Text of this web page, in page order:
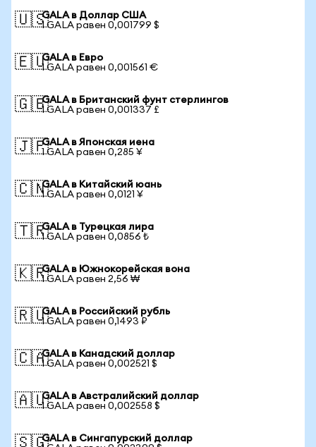
🇺🇸GALA в Доллар США
1 GALA равен 0,001799 $
🇪🇺GALA в Евро
1 GALA равен 0,001561 €
🇬🇧GALA в Британский фунт стерлингов
1 GALA равен 0,001337 £
🇯🇵GALA в Японская иена
1 GALA равен 0,285 ¥
🇨🇳GALA в Китайский юань
1 GALA равен 0,0121 ¥
🇹🇷GALA в Турецкая лира
1 GALA равен 0,0856 ₺
🇰🇷GALA в Южнокорейская вона
1 GALA равен 2,56 ₩
🇷🇺GALA в Российский рубль
1 GALA равен 0,1493 ₽
🇨🇦GALA в Канадский доллар
1 GALA равен 0,002521 $
🇦🇺GALA в Австралийский доллар
1 GALA равен 0,002558 $
🇸🇬GALA в Сингапурский доллар